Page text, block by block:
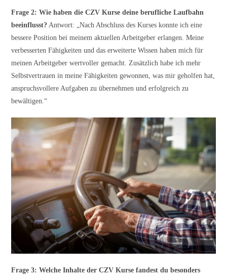
Frage 2: Wie haben die CZV Kurse deine berufliche Laufbahn
beeinflusst? Antwort: „Nach Abschluss des Kurses konnte ich eine
bessere Position bei meinem aktuellen Arbeitgeber erlangen. Meine
verbesserten Fähigkeiten und das erweiterte Wissen haben mich für
meinen Arbeitgeber wertvoller gemacht. Zusätzlich habe ich mehr
Selbstvertrauen in meine Fähigkeiten gewonnen, was mir geholfen hat,
anspruchsvollere Aufgaben zu übernehmen und erfolgreich zu
bewältigen.“
Frage 3: Welche Inhalte der CZV Kurse fandest du besonders